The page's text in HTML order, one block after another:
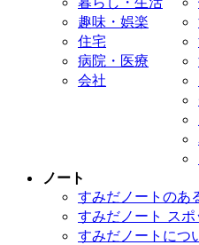
趣味・娯楽
住宅
病院・医療
会社
ノート
すみだノートのあ
すみだノート スポ
すみだノートにつ